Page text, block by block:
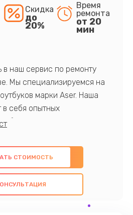
Скидка
до
20%
Время
ремонта
от 20
мин
в наш сервис по ремонту
Мы специализируемся на
марки Aser. Наша
в себя опытных
обширными знаниями и
и качественный ремонт с
компонентов, а
качество всех
Наша цель - предоставить
СТОИМОСТЬ